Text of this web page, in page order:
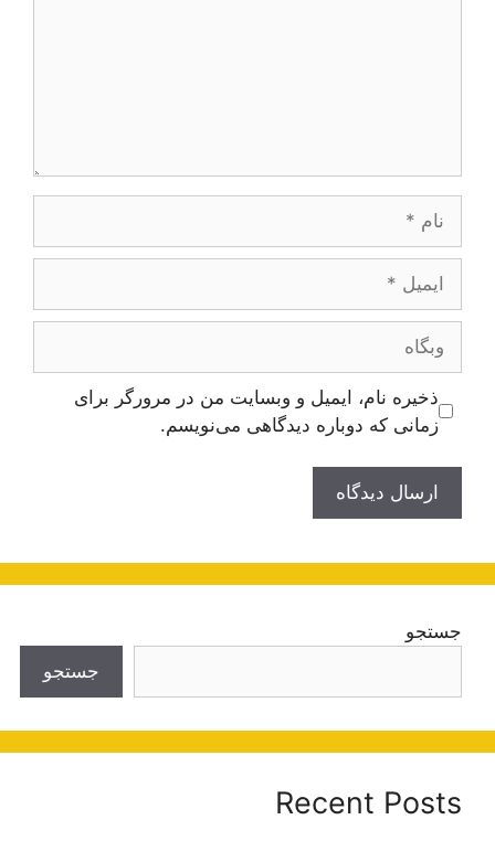
وبگاه
ذخیره نام، ایمیل و وبسایت من در مرورگر برای
زمانی که دوباره دیدگاهی می‌نویسم.
جستجو
جستجو
Recent Posts